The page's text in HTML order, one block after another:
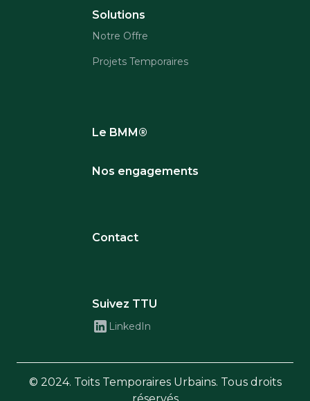
Solutions
Notre Offre
Projets Temporaires
Le BMM®
Nos engagements
Contact
Suivez TTU
LinkedIn
© 2024. Toits Temporaires Urbains. Tous droits
réservés